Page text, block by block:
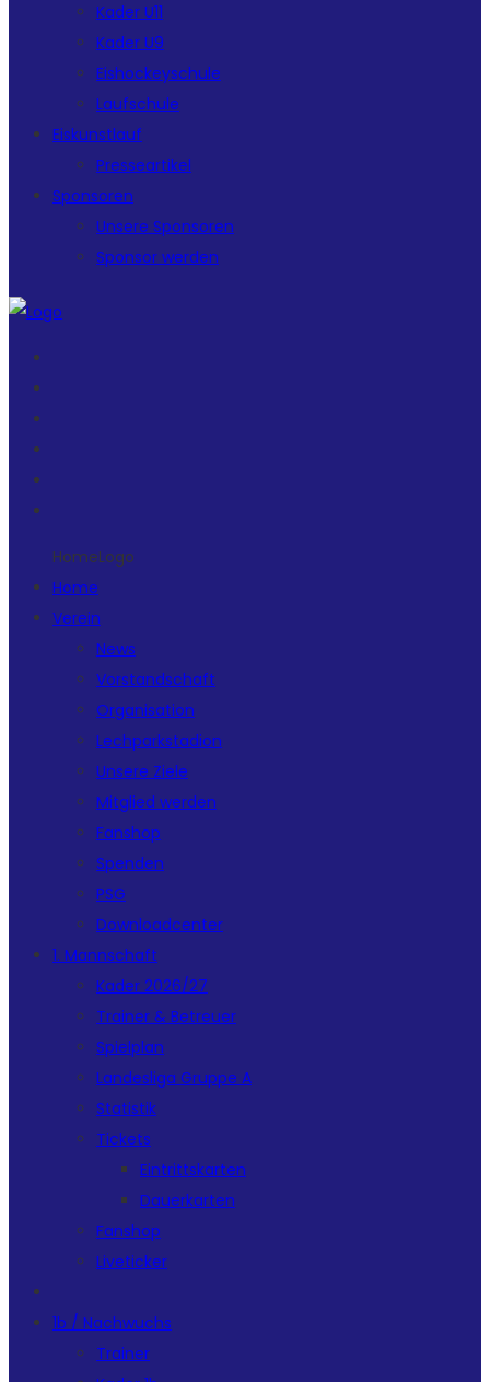
Kader U11
Kader U9
Eishockeyschule
Laufschule
Eiskunstlauf
Presseartikel
Sponsoren
Unsere Sponsoren
Sponsor werden
HomeLogo
Home
Verein
News
Vorstandschaft
Organisation
Lechparkstadion
Unsere Ziele
Mitglied werden
Fanshop
Spenden
PSG
Downloadcenter
1. Mannschaft
Kader 2026/27
Trainer & Betreuer
Spielplan
Landesliga Gruppe A
Statistik
Tickets
Eintrittskarten
Dauerkarten
Fanshop
Liveticker
1b / Nachwuchs
Trainer